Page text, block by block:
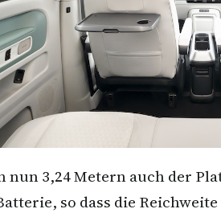
3,24 Metern auch der
so dass die